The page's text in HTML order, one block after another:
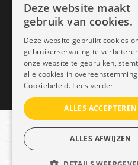
Copyright © 2021
Sitemap
Deze website maakt
gebruik van cookies.
Deze website gebruikt cookies
gebruikerservaring te
onze website te gebruiken,
alle cookies in
Cookiebeleid. Lees verder
ALLES ACCEPTEREN
ALLES AFWIJZEN